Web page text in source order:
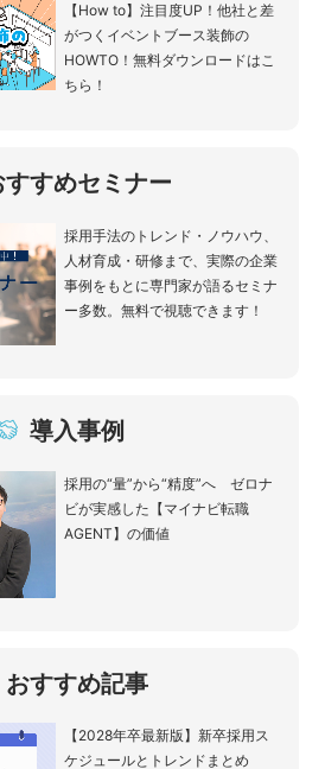
【How to】注目度UP！他社と差
がつくイベントブース装飾の
HOWTO！無料ダウンロードはこ
ちら！
すすめセミナー
採用手法のトレンド・ノウハウ、
人材育成・研修まで、実際の企業
事例をもとに専門家が語るセミナ
ー多数。無料で視聴できます！
導入事例
採用の“量”から“精度”へ ゼロナ
ビが実感した【マイナビ転職
AGENT】の価値
おすすめ記事
【2028年卒最新版】新卒採用ス
ケジュールとトレンドまとめ